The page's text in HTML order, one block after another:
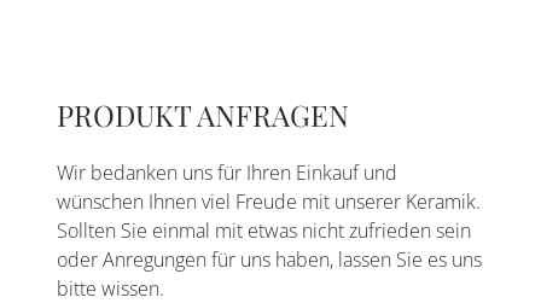
PRODUKT ANFRAGEN
Wir bedanken uns für Ihren Einkauf und
wünschen Ihnen viel Freude mit unserer Keramik.
Sollten Sie einmal mit etwas nicht zufrieden sein
oder Anregungen für uns haben, lassen Sie es uns
bitte wissen.